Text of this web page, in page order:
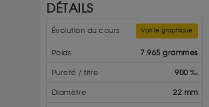
DÉTAILS
Évolution du cours Voir le graphique
Poids 7.965 grammes
Pureté / titre 900 ‰
Diamètre 22 mm